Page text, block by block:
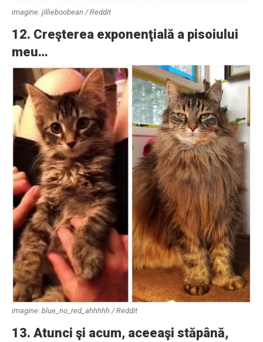
imagine: jillieboobean / Reddit
12. Creşterea exponenţială a pisoiului
meu…
imagine: blue_no_red_ahhhhh / Reddit
13. Atunci şi acum, aceeaşi stăpână,